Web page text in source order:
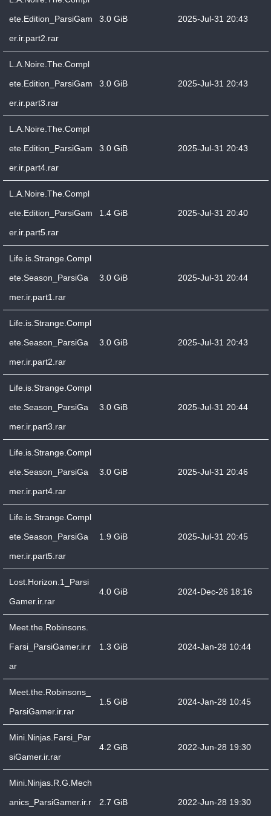
ete.Edition_ParsiGam
er.ir.part2.rar
3.0 GiB 2025-Jul-31 20:43
L.A.Noire.The.Compl
ete.Edition_ParsiGam
er.ir.part3.rar
3.0 GiB 2025-Jul-31 20:43
L.A.Noire.The.Compl
ete.Edition_ParsiGam
er.ir.part4.rar
3.0 GiB 2025-Jul-31 20:43
L.A.Noire.The.Compl
ete.Edition_ParsiGam
er.ir.part5.rar
1.4 GiB 2025-Jul-31 20:40
Life.is.Strange.Compl
ete.Season_ParsiGa
mer.ir.part1.rar
3.0 GiB 2025-Jul-31 20:44
Life.is.Strange.Compl
ete.Season_ParsiGa
mer.ir.part2.rar
3.0 GiB 2025-Jul-31 20:43
Life.is.Strange.Compl
ete.Season_ParsiGa
mer.ir.part3.rar
3.0 GiB 2025-Jul-31 20:44
Life.is.Strange.Compl
ete.Season_ParsiGa
mer.ir.part4.rar
3.0 GiB 2025-Jul-31 20:46
Life.is.Strange.Compl
ete.Season_ParsiGa
mer.ir.part5.rar
1.9 GiB 2025-Jul-31 20:45
Lost.Horizon.1_Parsi
Gamer.ir.rar
4.0 GiB 2024-Dec-26 18:16
Meet.the.Robinsons.
Farsi_ParsiGamer.ir.r
ar
1.3 GiB 2024-Jan-28 10:44
Meet.the.Robinsons_
ParsiGamer.ir.rar
1.5 GiB 2024-Jan-28 10:45
Mini.Ninjas.Farsi_Par
siGamer.ir.rar
4.2 GiB 2022-Jun-28 19:30
Mini.Ninjas.R.G.Mech
anics_ParsiGamer.ir.r
2.7 GiB 2022-Jun-28 19:30